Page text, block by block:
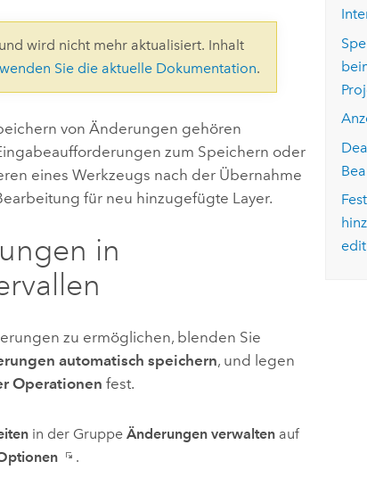
ArcGIS Pro
Infrastrukturmanagement erkunden
Den Kurs
Geoinformationen
Die Story
und wird nicht mehr aktualisiert. Inhalt
Sie die aktuelle Dokumentation.
von Änderungen gehören
zum Speichern oder
eines Werkzeugs nach der Übernahme
für neu hinzugefügte Layer.
in
zu ermöglichen, blenden Sie
automatisch speichern, und legen
Operationen fest.
in der GruppeÄnderungen verwalten auf
.